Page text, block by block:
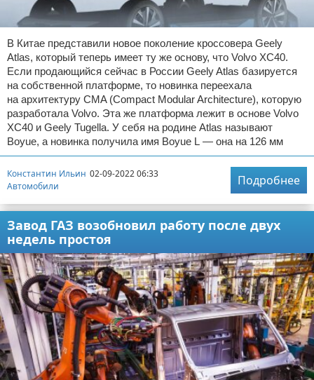
В Китае представили новое поколение кроссовера Geely
Atlas, который теперь имеет ту же основу, что Volvo XC40.
Если продающийся сейчас в России Geely Atlas базируется
на собственной платформе, то новинка переехала
на архитектуру CMA (Compact Modular Architecture), которую
разработала Volvo. Эта же платформа лежит в основе Volvo
XC40 и Geely Tugella. У себя на родине Atlas называют
Boyue, а новинка получила имя Boyue L — она на 126 мм
Константин Ильин 02-09-2022 06:33
Автомобили
Подробнее
Завод ГАЗ возобновил работу после двух
недель простоя